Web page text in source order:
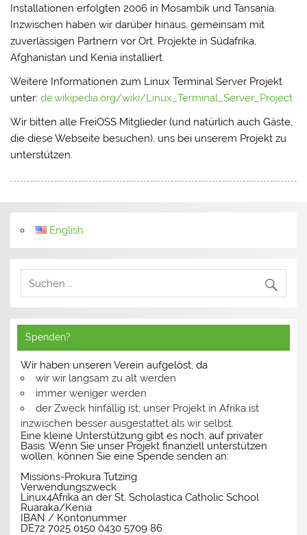
Installationen erfolgten 2006 in Mosambik und Tansania.
Inzwischen haben wir darüber hinaus, gemeinsam mit
zuverlässigen Partnern vor Ort, Projekte in Südafrika,
Afghanistan und Kenia installiert.
Weitere Informationen zum Linux Terminal Server Projekt
unter:de.wikipedia.org/wiki/Linux_Terminal_Server_Project
Wir bitten alle FreiOSS Mitglieder (und natürlich auch Gäste,
die diese Webseite besuchen), uns bei unserem Projekt zu
unterstützen.
English
Spenden?
Wir haben unseren Verein aufgelöst, da
wir wir langsam zu alt werden
immer weniger werden
der Zweck hinfällig ist; unser Projekt in Afrika ist
inzwischen besser ausgestattet als wir selbst.
Eine kleine Unterstützung gibt es noch, auf privater
Basis. Wenn Sie unser Projekt finanziell unterstützen
wollen, können Sie eine Spende senden an:
Missions-Prokura Tutzing
Verwendungszweck
Linux4Afrika an der St. Scholastica Catholic School
Ruaraka/Kenia
IBAN / Kontonummer
DE72 7025 0150 0430 5709 86